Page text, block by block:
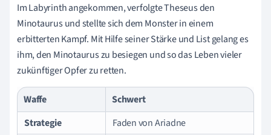
Im Labyrinth angekommen, verfolgte Theseus den
Minotaurus und stellte sich dem Monster in einem
erbitterten Kampf. Mit Hilfe seiner Stärke und List gelang es
ihm, den Minotaurus zu besiegen und so das Leben vieler
zukünftiger Opfer zu retten.
Waffe
Schwert
Strategie
Faden von Ariadne